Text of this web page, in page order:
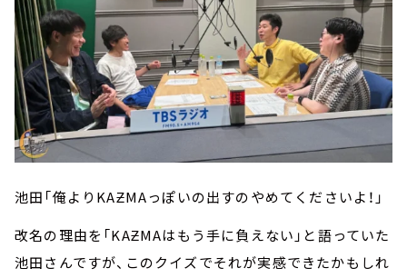
池田「俺よりKAƵMAっぽいの出すのやめてくださいよ！」
改名の理由を「KAƵMAはもう手に負えない」と語っていた
池田さんですが、このクイズでそれが実感できたかもしれ